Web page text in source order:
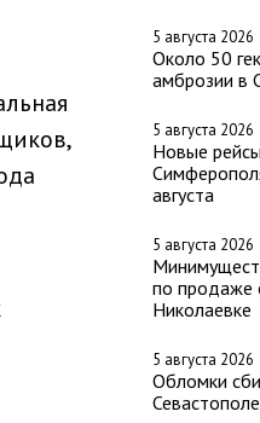
5 августа 2026
Около 50
амброзии в
5 августа 2026
Новые
августа
5 августа 2026
по продаже
Николаевке
5 августа 2026
Обломки
Севастополе